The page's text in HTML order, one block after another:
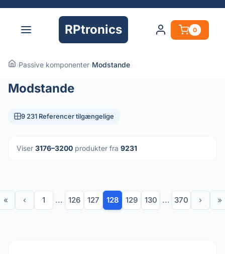
RPtronics 0
›Passive komponenter›Modstande
Modstande
9 231 Referencer tilgængelige
Viser 3176–3200 produkter fra 9231
« ‹ 1 ... 126 127 128 129 130 ... 370 › »